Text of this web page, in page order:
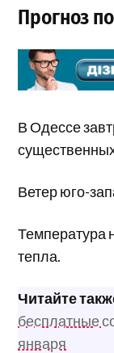
Прогноз
В Одессе
Ветер юго-
Температура
тепла.
Читайте
бесплатные
января